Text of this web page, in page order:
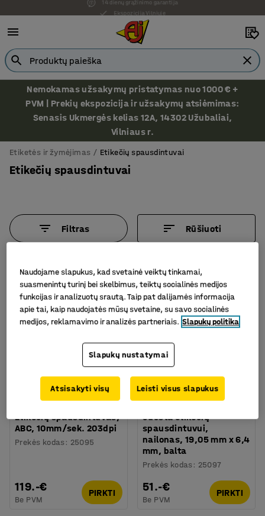
Ekspozicija Vilniuje
Nemokamas užsakymų pristatymas nuo 1000 € +
PVM | Prekių ekspozicija ir užsakymų atsiėmimas:
Senasis Ukmergės kelias 12A, 14302 Užubaliai,
Vilniaus r.
Etiketės ir žymėjimas Etikečių spausdintuvai
Etikečių spausdintuvai
Filtras Rūšiuoti
Etikečių spausdintuvas,
ABC, 10mm/sek. 203dpi
Prekės kodas : 25095
119.-€
Be PVM
PIRKTI
Juosta etikečių
spausdintuvui,
nailonas, 19,05 mm x 6,4
mm, balta
Prekės kodas : 25097
51.-€
Be PVM
PIRKTI
Naudojame slapukus, kad svetainė veiktų tinkamai,
suasmenintų turinį bei skelbimus, teiktų socialinės medijos
funkcijas ir analizuotų srautą. Taip pat dalijamės informacija
apie tai, kaip naudojatės mūsų svetaine, su savo socialinės
medijos, reklamavimo ir analizės partneriais. Slapukų politika
Slapukų nustatymai
Atsisakyti visų Leisti visus slapukus